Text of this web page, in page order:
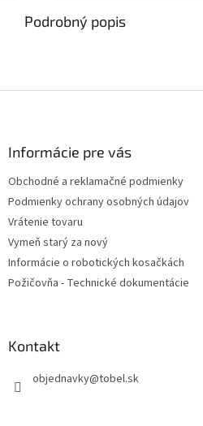
Podrobný popis
Informácie pre vás
Obchodné a reklamačné podmienky
Podmienky ochrany osobných údajov
Vrátenie tovaru
Vymeň starý za nový
Informácie o robotických kosačkách
Požičovňa - Technické dokumentácie
Kontakt
objednavky@tobel.sk